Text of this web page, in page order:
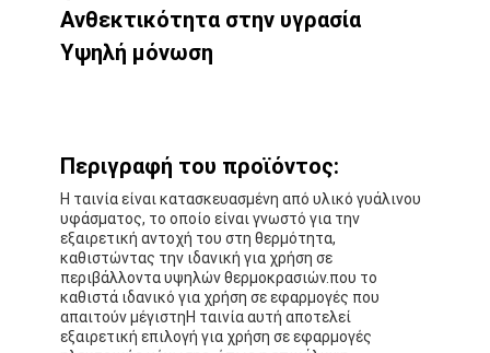
Ανθεκτικότητα στην υγρασία
Υψηλή μόνωση
Περιγραφή του προϊόντος:
Η ταινία είναι κατασκευασμένη από υλικό γυάλινου
υφάσματος, το οποίο είναι γνωστό για την
εξαιρετική αντοχή του στη θερμότητα,
καθιστώντας την ιδανική για χρήση σε
περιβάλλοντα υψηλών θερμοκρασιών.που το
καθιστά ιδανικό για χρήση σε εφαρμογές που
απαιτούν μέγιστηΗ ταινία αυτή αποτελεί
εξαιρετική επιλογή για χρήση σε εφαρμογές